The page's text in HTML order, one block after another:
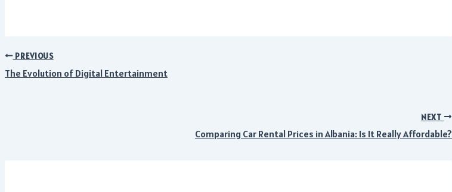
PREVIOUS
The Evolution of Digital Entertainment
NEXT
Comparing Car Rental Prices in Albania: Is It Really Affordable?